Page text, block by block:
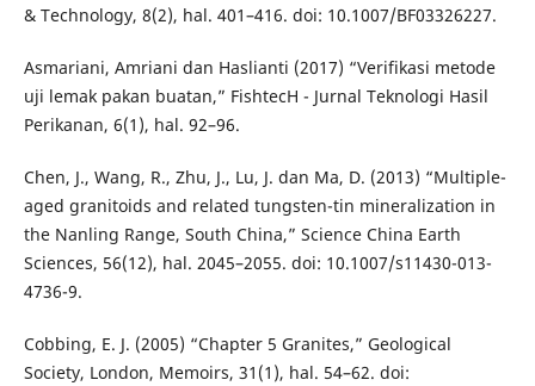
& Technology, 8(2), hal. 401–416. doi: 10.1007/BF03326227.
Asmariani, Amriani dan Haslianti (2017) “Verifikasi metode
uji lemak pakan buatan,” FishtecH - Jurnal Teknologi Hasil
Perikanan, 6(1), hal. 92–96.
Chen, J., Wang, R., Zhu, J., Lu, J. dan Ma, D. (2013) “Multiple-
aged granitoids and related tungsten-tin mineralization in
the Nanling Range, South China,” Science China Earth
Sciences, 56(12), hal. 2045–2055. doi: 10.1007/s11430-013-
4736-9.
Cobbing, E. J. (2005) “Chapter 5 Granites,” Geological
Society, London, Memoirs, 31(1), hal. 54–62. doi: